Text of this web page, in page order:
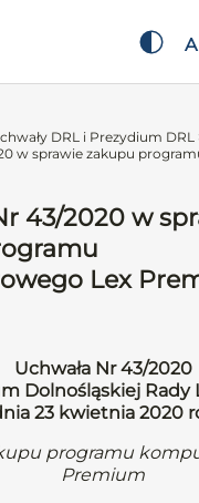
A
DRL i Prezydium DRL
w sprawie zakupu
43/2020 w
Lex
Uchwała Nr 43/2020
Dolnośląskiej Rady
23 kwietnia 2020
programu
Premium